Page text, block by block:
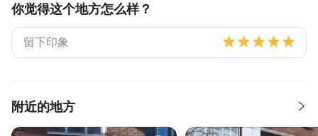
你觉得这个地方怎么样？
附近的地方